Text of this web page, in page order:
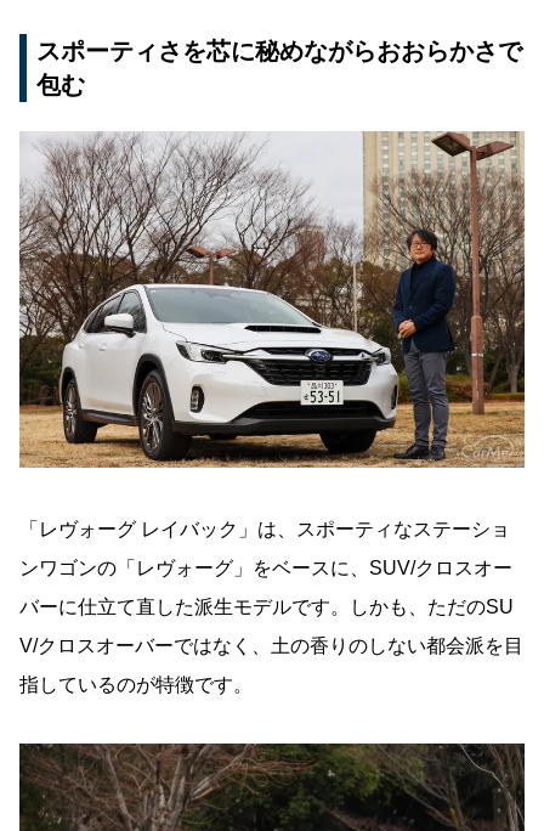
スポーティさを芯に秘めながらおおらかさで
包む
「レヴォーグ レイバック」は、スポーティなステーショ
ンワゴンの「レヴォーグ」をベースに、SUV/クロスオー
バーに仕立て直した派生モデルです。しかも、ただのSU
V/クロスオーバーではなく、土の香りのしない都会派を目
指しているのが特徴です。